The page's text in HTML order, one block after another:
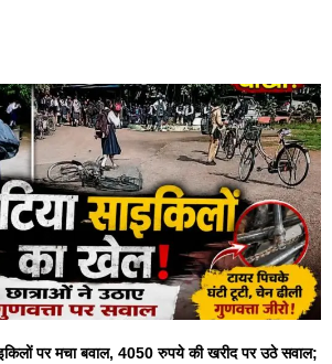
पर मचा बवाल, 4050 रुपये की खरीद पर उठे सवाल;